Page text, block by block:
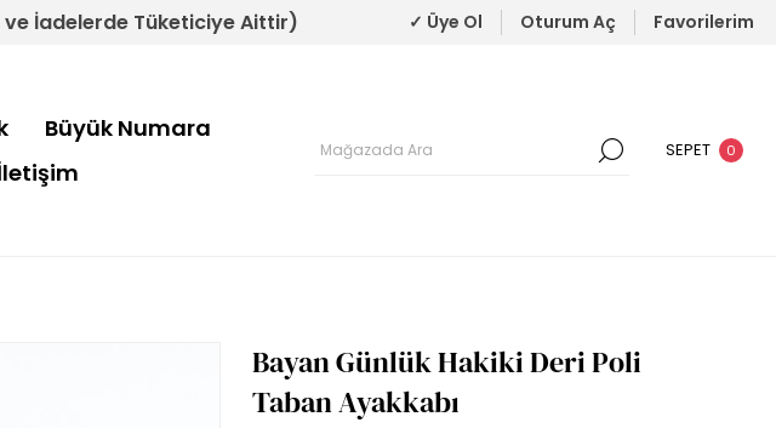
ve İadelerde Tüketiciye Aittir) ✓ Üye Ol Oturum Aç Favorilerim
Büyük Numara
SEPET 0
Bayan Günlük Hakiki Deri Poli
Taban Ayakkabı